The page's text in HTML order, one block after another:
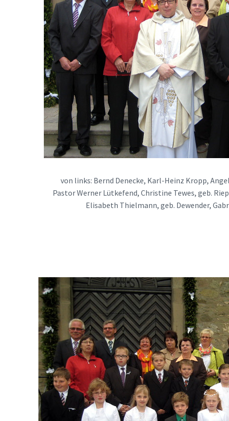
von links: Bernd Denecke, Karl-Heinz Kropp,
Pastor Werner Lütkefend, Christine Tewes, geb.
Elisabeth Thielmann, geb. Dewender,